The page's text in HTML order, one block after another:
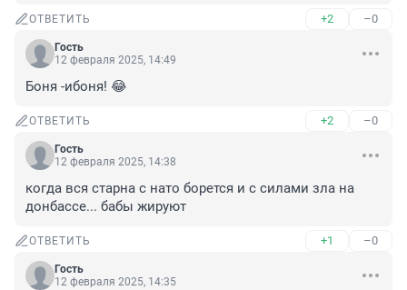
ОТВЕТИТЬ +2 –0
Гость
12 февраля 2025, 14:49
Боня -ибоня! 😂
ОТВЕТИТЬ +2 –0
Гость
12 февраля 2025, 14:38
когда вся старна с нато борется и с силами зла на
донбассе... бабы жируют
ОТВЕТИТЬ +1 –0
Гость
12 февраля 2025, 14:35